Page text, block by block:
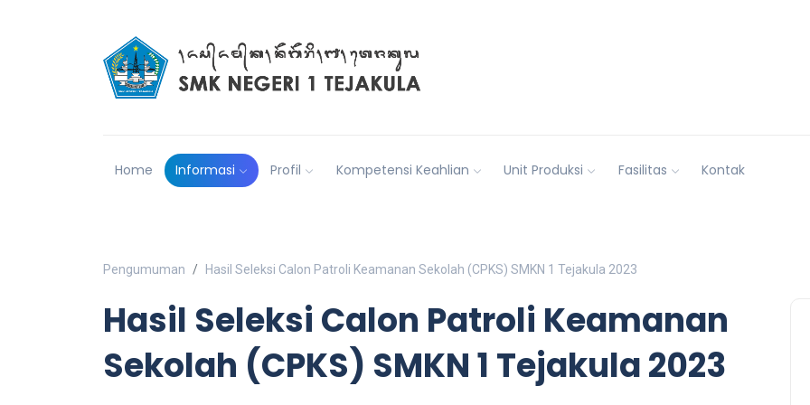
Home Informasi Profil Kompetensi Keahlian Unit Produksi Fasilitas Kontak
Pengumuman Hasil Seleksi Calon Patroli Keamanan Sekolah (CPKS) SMKN 1 Tejakula 2023
Hasil Seleksi Calon Patroli Keamanan
Sekolah (CPKS) SMKN 1 Tejakula 2023